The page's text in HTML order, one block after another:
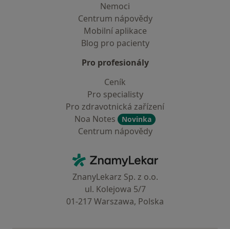
Nemoci
Centrum nápovědy
Mobilní aplikace
Blog pro pacienty
Pro profesionály
Ceník
Pro specialisty
Pro zdravotnická zařízení
Noa Notes
Novinka
Centrum nápovědy
ZnamyLekar - Hlavní stránka
ZnanyLekarz Sp. z o.o.
ul. Kolejowa 5/7
01-217 Warszawa, Polska